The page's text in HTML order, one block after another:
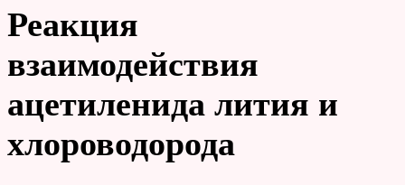
Реакция
взаимодействия
ацетиленида лития и
хлороводорода